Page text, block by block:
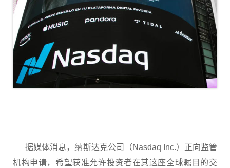
据媒体消息，纳斯达克公司（Nasdaq Inc.）正向监管
机构申请，希望获准允许投资者在其这座全球瞩目的交